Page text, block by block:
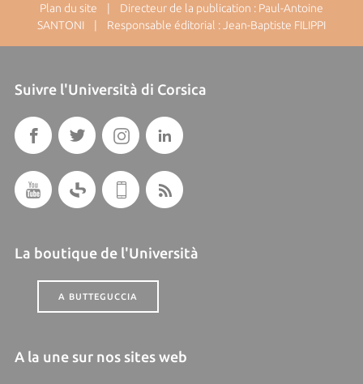
Plan du site | Directeur de la publication : Paul-Antoine
SANTONI | Responsable éditorial : Jean-Baptiste FILIPPI
Suivre l'Università di Corsica
La boutique de l'Università
A BUTTEGUCCIA
A la une sur nos sites web